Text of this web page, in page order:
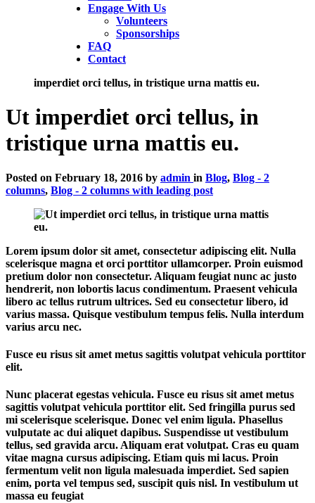
Engage With Us
Volunteers
Sponsorships
FAQ
Contact
imperdiet orci tellus, in tristique urna mattis eu.
Ut imperdiet orci tellus, in
tristique urna mattis eu.
Posted on February 18, 2016 by admin in Blog, Blog - 2
columns, Blog - 2 columns with leading post
Lorem ipsum dolor sit amet, consectetur adipiscing elit. Nulla
scelerisque magna et orci porttitor ullamcorper. Proin euismod
pretium dolor non consectetur. Aliquam feugiat nunc ac justo
hendrerit, non lobortis lacus condimentum. Praesent vehicula
libero ac tellus rutrum ultrices. Sed eu consectetur libero, id
varius massa. Quisque vestibulum tempus felis. Nulla interdum
varius arcu nec.
Fusce eu risus sit amet metus sagittis volutpat vehicula porttitor
elit.
Nunc placerat egestas vehicula. Fusce eu risus sit amet metus
sagittis volutpat vehicula porttitor elit. Sed fringilla purus sed
mi scelerisque scelerisque. Donec vel enim ligula. Phasellus
vulputate ac dui aliquet dapibus. Suspendisse ut vestibulum
tellus, sed gravida arcu. Aliquam erat volutpat. Cras eu quam
vitae magna cursus adipiscing. Etiam quis mi lacus. Proin
fermentum velit non ligula malesuada imperdiet. Sed sapien
enim, porta vel tempus sed, suscipit quis nisl. In vestibulum ut
massa eu feugiat